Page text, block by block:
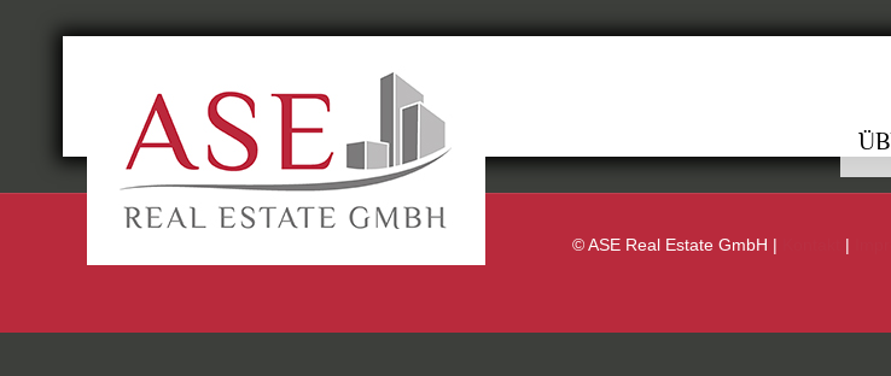
© ASE Real Estate GmbH | |